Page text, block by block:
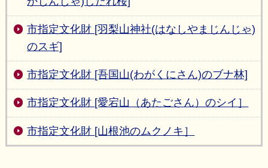
市指定文化財 [羽梨山神社(はなしやまじんじゃ)
のスギ]
市指定文化財 [吾国山(わがくにさん)のブナ林]
市指定文化財 [愛宕山（あたごさん）のシイ］
市指定文化財 [山根池のムクノキ］